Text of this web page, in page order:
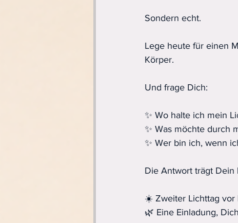
Sondern echt.
Lege heute für einen
Körper.
Und frage Dich:
✨ Wo halte ich mein
✨ Was möchte durch
✨ Wer bin ich, wenn
Die Antwort trägt Dein
☀️ Zweiter Lichttag vor
🌿 Eine Einladung,